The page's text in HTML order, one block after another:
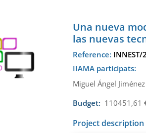
Una nueva
las nuevas
Reference:
IIAMA participats:
Miguel Ángel
Budget:
Project description